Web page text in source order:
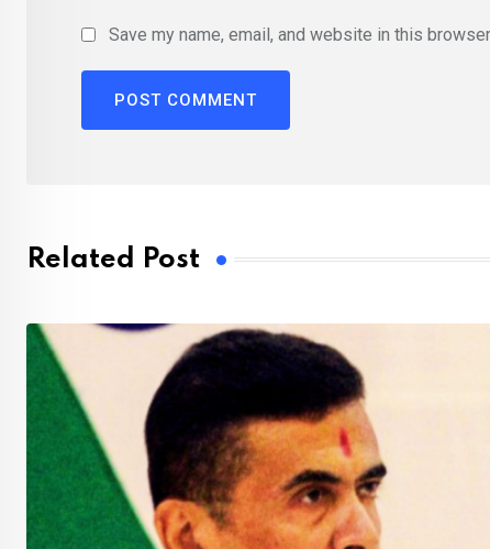
Save my name, email, and website in this
Related Post